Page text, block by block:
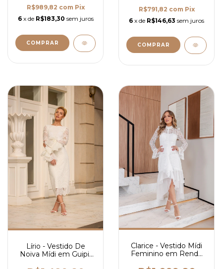
R$989,82 com Pix
6 x de R$183,30 sem juros
COMPRAR
R$791,82 com Pix
6 x de R$146,63 sem juros
COMPRAR
Lírio - Vestido De
Noiva Mídi em Guipir
Clarice - Vestido Mídi
Feminino em Renda